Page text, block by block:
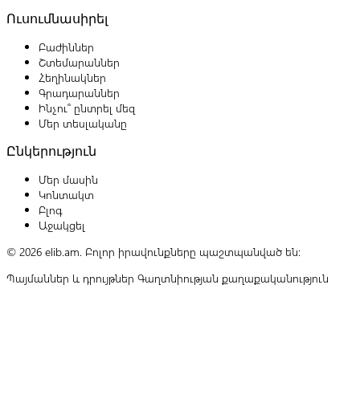
Ուսումնասիրել
Բաժիններ
Շտեմարաններ
Հեղինակներ
Գրադարաններ
Ինչու՞ ընտրել մեզ
Մեր տեսլականը
Ընկերություն
Մեր մասին
Կոնտակտ
Բլոգ
Աջակցել
© 2026 elib.am. Բոլոր իրավունքները պաշտպանված են:
Պայմաններ և դրույթներ Գաղտնիության քաղաքականություն